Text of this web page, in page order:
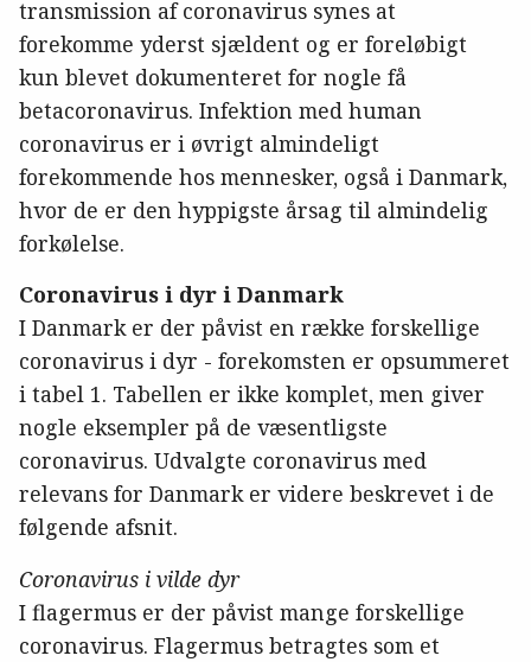
transmission af coronavirus synes at
forekomme yderst sjældent og er foreløbigt
kun blevet dokumenteret for nogle få
betacoronavirus. Infektion med human
coronavirus er i øvrigt almindeligt
forekommende hos mennesker, også i Danmark,
hvor de er den hyppigste årsag til almindelig
forkølelse.
Coronavirus i dyr i Danmark
I Danmark er der påvist en række forskellige
coronavirus i dyr - forekomsten er opsummeret
i tabel 1. Tabellen er ikke komplet, men giver
nogle eksempler på de væsentligste
coronavirus. Udvalgte coronavirus med
relevans for Danmark er videre beskrevet i de
følgende afsnit.
Coronavirus i vilde dyr
I flagermus er der påvist mange forskellige
coronavirus. Flagermus betragtes som et